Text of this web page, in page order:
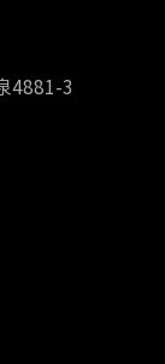
4881-3